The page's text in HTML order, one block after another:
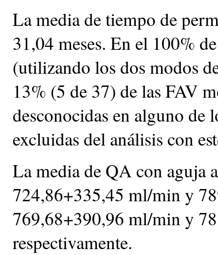
La media de tiempo de
31,04 meses. En el 100%
(utilizando los dos modos
13% (5 de 37) de las FAV
desconocidas en alguno
excluidas del análisis con
La media de QA con aguja
724,86+335,45 ml/min y
769,68+390,96 ml/min y
respectivamente.